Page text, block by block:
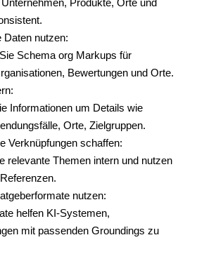
Produkte, Orte und
Daten nutzen:
Schema org Markups für
Bewertungen und Orte.
Informationen um Details wie
Orte, Zielgruppen.
Verknüpfungen schaffen:
relevante Themen intern und nutzen
nutzen:
helfen KI-Systemen,
mit passenden Groundings zu